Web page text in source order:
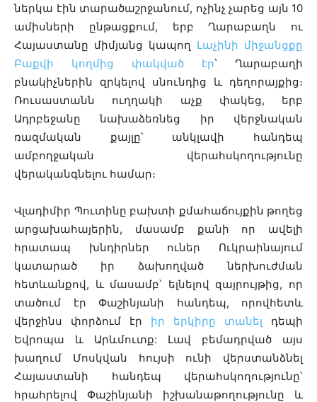
ներկա էին տարածաշրջանում, ոչինչ չարեց այն 10
ամիսների ընթացքում, երբ Ղարաբաղն ու
Հայաստանը միմյանց կապող Լաչինի միջանցքը
Բաքվի կողմից փակված էր՝ Ղարաբաղի
բնակիչներին զրկելով սնունդից և դեղորայքից։
Ռուսաստանն ուղղակի աչք փակեց, երբ
Ադրբեջանը նախաձեռնեց իր վերջնական
ռազմական քայլը՝ անկլավի հանդեպ
ամբողջական վերահսկողությունը
վերականգնելու համար։
Վլադիմիր Պուտինը բախտի քմահաճույքին թողեց
արցախահայերին, մասամբ քանի որ ավելի
հրատապ խնդիրներ ուներ Ուկրաինայում
կատարած իր ձախողված ներխուժման
հետևանքով, և մասամբ՝ ելնելով զայրույթից, որ
տածում էր Փաշինյանի հանդեպ, որովհետև
վերջինս փորձում էր իր երկիրը տանել դեպի
Եվրոպա և Արևմուտք: Լավ բեմադրված այս
խաղում Մոսկվան հույսի ունի վերստանձնել
Հայաստանի հանդեպ վերահսկողությունը՝
հրահրելով Փաշինյանի իշխանաթողությունը և